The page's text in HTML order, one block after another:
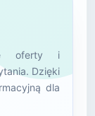
oferty i
Dzięki
dla